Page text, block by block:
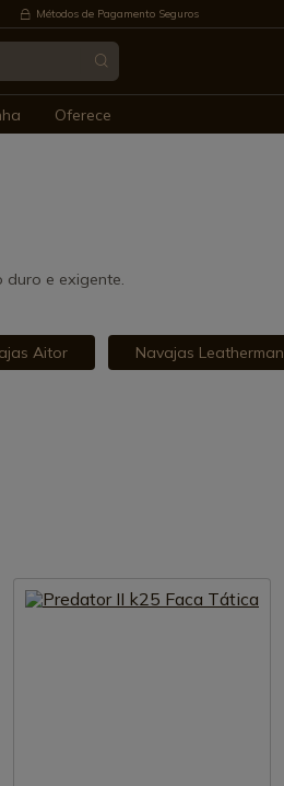
Métodos de Pagamento Seguros
Oferece
e exigente.
Aitor Navajas Leatherman